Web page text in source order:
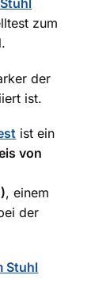
zum
der
ist.
ist ein
von
, einem
der
Stuhl